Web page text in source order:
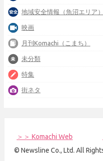
地域安全情報（魚沼エリア）
映画
月刊Komachi（こまち）
未分類
特集
街ネタ
＞＞ Komachi Web
© Newsline Co., Ltd. All